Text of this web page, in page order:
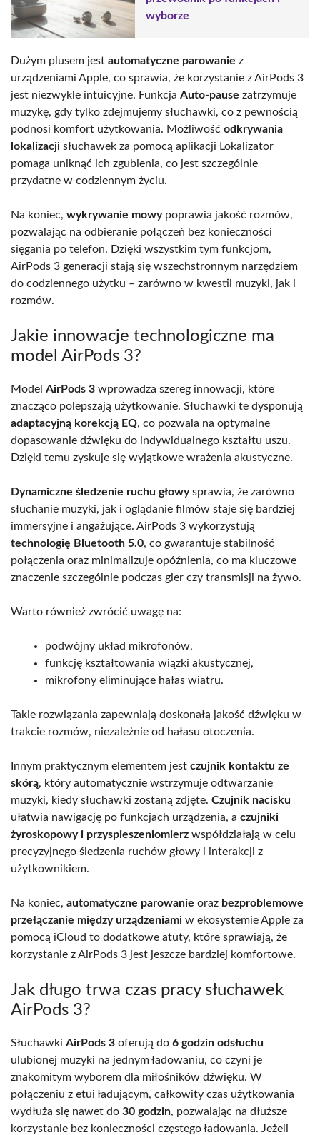
wyborze
Dużym plusem jest automatyczne parowanie z
urządzeniami Apple, co sprawia, że korzystanie z AirPods 3
jest niezwykle intuicyjne. Funkcja Auto-pause zatrzymuje
muzykę, gdy tylko zdejmujemy słuchawki, co z pewnością
podnosi komfort użytkowania. Możliwość odkrywania
lokalizacji słuchawek za pomocą aplikacji Lokalizator
pomaga uniknąć ich zgubienia, co jest szczególnie
przydatne w codziennym życiu.
Na koniec, wykrywanie mowypoprawia jakość rozmów,
pozwalając na odbieranie połączeń bez konieczności
sięgania po telefon. Dzięki wszystkim tym funkcjom,
AirPods 3 generacji stają się wszechstronnym narzędziem
do codziennego użytku – zarówno w kwestii muzyki, jak i
rozmów.
Jakie innowacje technologiczne ma
model AirPods 3?
Model AirPods 3 wprowadza szereg innowacji, które
znacząco polepszają użytkowanie. Słuchawki te dysponują
adaptacyjną korekcją EQ, co pozwala na optymalne
dopasowanie dźwięku do indywidualnego kształtu uszu.
Dzięki temu zyskuje się wyjątkowe wrażenia akustyczne.
Dynamiczne śledzenie ruchu głowysprawia, że zarówno
słuchanie muzyki, jak i oglądanie filmów staje się bardziej
immersyjne i angażujące. AirPods 3 wykorzystują
technologię Bluetooth 5.0, co gwarantuje stabilność
połączenia oraz minimalizuje opóźnienia, co ma kluczowe
znaczenie szczególnie podczas gier czy transmisji na żywo.
Warto również zwrócić uwagę na:
podwójny układ mikrofonów,
funkcję kształtowania wiązki akustycznej,
mikrofony eliminujące hałas wiatru.
Takie rozwiązania zapewniają doskonałą jakość dźwięku w
trakcie rozmów, niezależnie od hałasu otoczenia.
Innym praktycznym elementem jest czujnik kontaktu ze
skórą, który automatycznie wstrzymuje odtwarzanie
muzyki, kiedy słuchawki zostaną zdjęte. Czujnik nacisku
ułatwia nawigację po funkcjach urządzenia, a czujniki
żyroskopowy i przyspieszeniomierz współdziałają w celu
precyzyjnego śledzenia ruchów głowy i interakcji z
użytkownikiem.
Na koniec, automatyczne parowanie oraz bezproblemowe
przełączanie między urządzeniami w ekosystemie Apple za
pomocą iCloud to dodatkowe atuty, które sprawiają, że
korzystanie z AirPods 3 jest jeszcze bardziej komfortowe.
Jak długo trwa czas pracy słuchawek
AirPods 3?
Słuchawki AirPods 3 oferują do 6 godzin odsłuchu
ulubionej muzyki na jednym ładowaniu, co czyni je
znakomitym wyborem dla miłośników dźwięku. W
połączeniu z etui ładującym, całkowity czas użytkowania
wydłuża się nawet do 30 godzin, pozwalając na dłuższe
korzystanie bez konieczności częstego ładowania. Jeżeli